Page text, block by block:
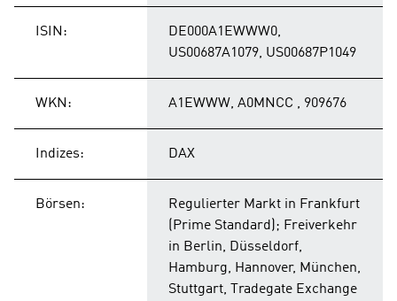
ISIN:
DE000A1EWWW0,
US00687A1079, US00687P1049
WKN: A1EWWW, A0MNCC , 909676
Indizes: DAX
Börsen:
Regulierter Markt in Frankfurt
(Prime Standard); Freiverkehr
in Berlin, Düsseldorf,
Hamburg, Hannover, München,
Stuttgart, Tradegate Exchange